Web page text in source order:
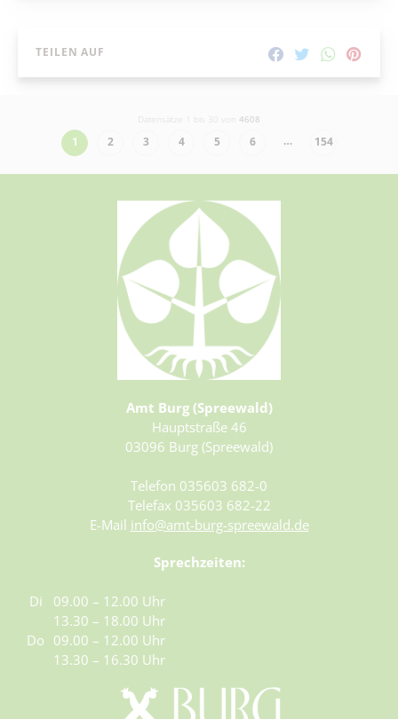
TEILEN AUF
Datensätze 1 bis 30 von 4608
1 2 3 4 5 6 … 154
Amt Burg (Spreewald)
Hauptstraße 46
03096 Burg (Spreewald)
Telefon 035603 682-0
Telefax 035603 682-22
E-Mail info@amt-burg-spreewald.de
Sprechzeiten:
Di
09.00 – 12.00 Uhr
13.30 – 18.00 Uhr
Do 09.00 – 12.00 Uhr
13.30 – 16.30 Uhr